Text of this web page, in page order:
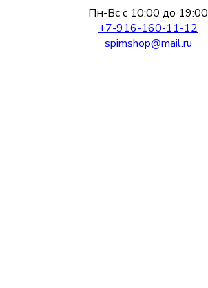
Пн-Вс с 10:00 до 19:00
+7-916-160-11-12
spimshop@mail.ru